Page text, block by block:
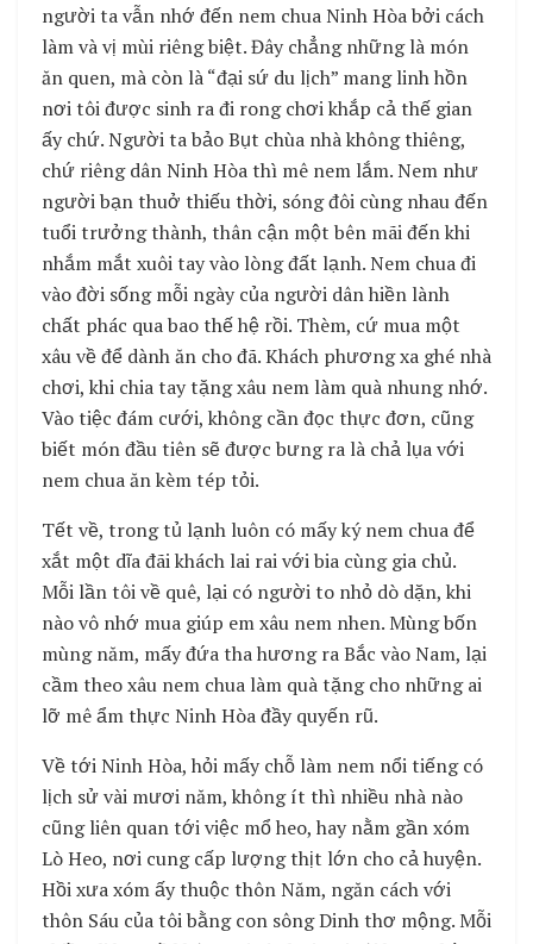
người ta vẫn nhớ đến nem chua Ninh Hòa bởi cách
làm và vị mùi riêng biệt. Đây chẳng những là món
ăn quen, mà còn là “đại sứ du lịch” mang linh hồn
nơi tôi được sinh ra đi rong chơi khắp cả thế gian
ấy chứ. Người ta bảo Bụt chùa nhà không thiêng,
chứ riêng dân Ninh Hòa thì mê nem lắm. Nem như
người bạn thuở thiếu thời, sóng đôi cùng nhau đến
tuổi trưởng thành, thân cận một bên mãi đến khi
nhắm mắt xuôi tay vào lòng đất lạnh. Nem chua đi
vào đời sống mỗi ngày của người dân hiền lành
chất phác qua bao thế hệ rồi. Thèm, cứ mua một
xâu về để dành ăn cho đã. Khách phương xa ghé nhà
chơi, khi chia tay tặng xâu nem làm quà nhung nhớ.
Vào tiệc đám cưới, không cần đọc thực đơn, cũng
biết món đầu tiên sẽ được bưng ra là chả lụa với
nem chua ăn kèm tép tỏi.
Tết về, trong tủ lạnh luôn có mấy ký nem chua để
xắt một dĩa đãi khách lai rai với bia cùng gia chủ.
Mỗi lần tôi về quê, lại có người to nhỏ dò dặn, khi
nào vô nhớ mua giúp em xâu nem nhen. Mùng bốn
mùng năm, mấy đứa tha hương ra Bắc vào Nam, lại
cầm theo xâu nem chua làm quà tặng cho những ai
lỡ mê ẩm thực Ninh Hòa đầy quyến rũ.
Về tới Ninh Hòa, hỏi mấy chỗ làm nem nổi tiếng có
lịch sử vài mươi năm, không ít thì nhiều nhà nào
cũng liên quan tới việc mổ heo, hay nằm gần xóm
Lò Heo, nơi cung cấp lượng thịt lớn cho cả huyện.
Hồi xưa xóm ấy thuộc thôn Năm, ngăn cách với
thôn Sáu của tôi bằng con sông Dinh thơ mộng. Mỗi